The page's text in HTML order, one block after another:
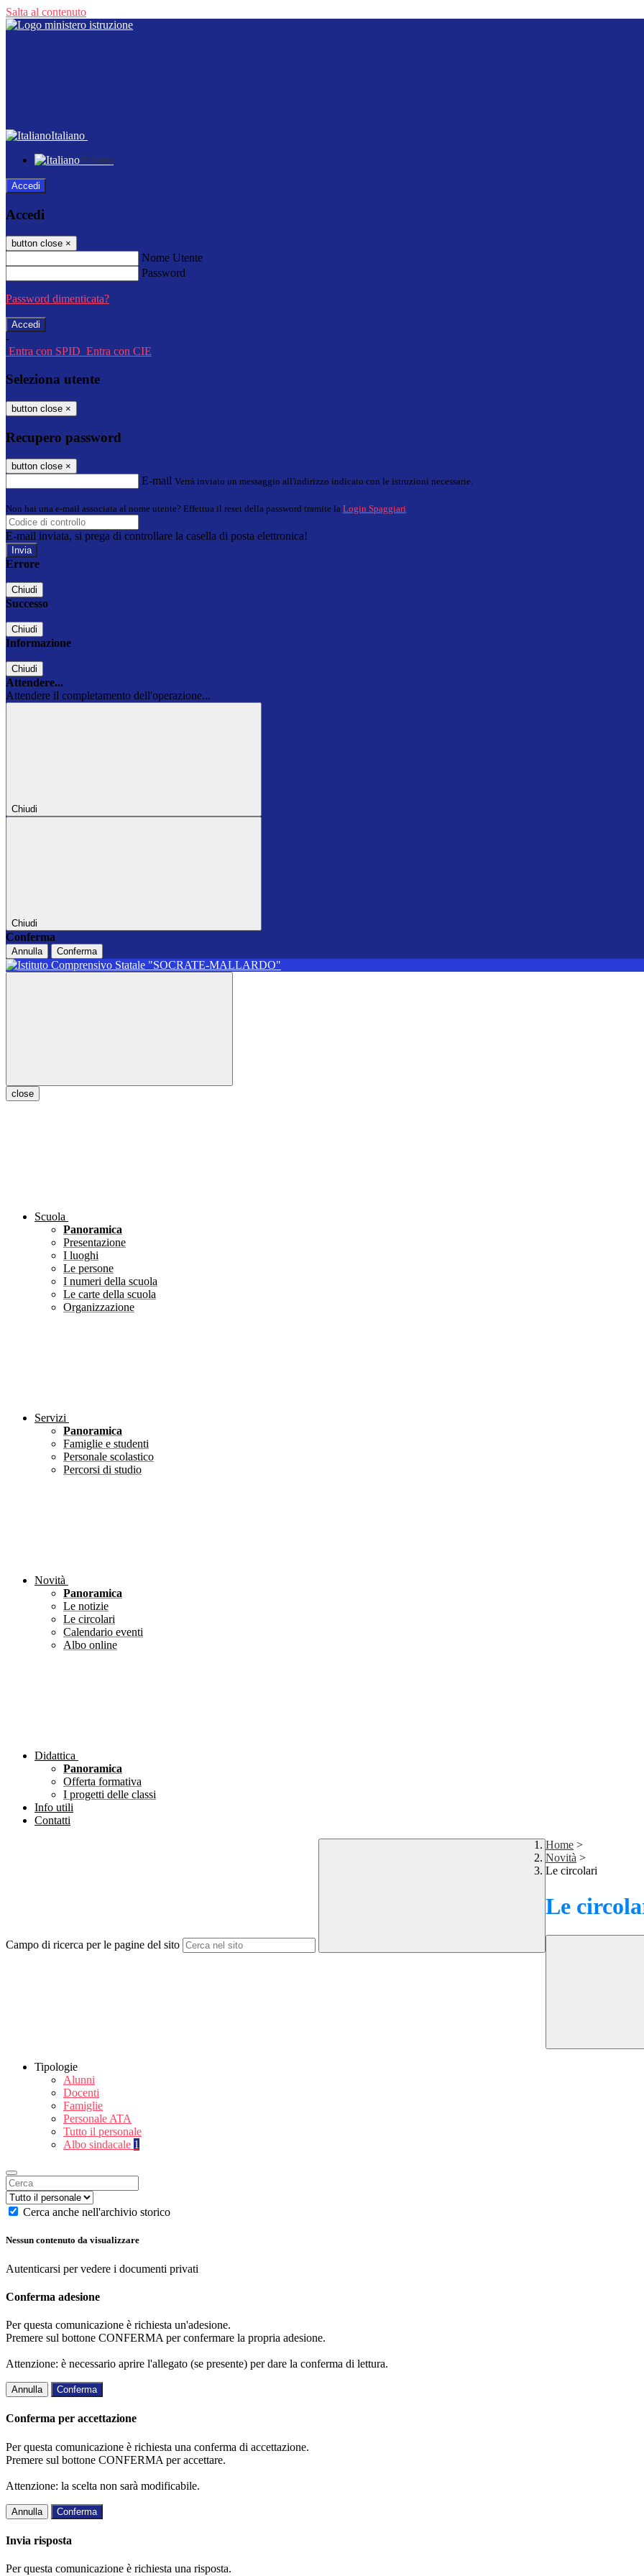
Salta al contenuto
Italiano
Italiano
Accedi
Accedi
button close ×
Nome Utente
Password
Password dimenticata?
-
Entra con SPID Entra con CIE
Seleziona utente
button close ×
Recupero password
button close ×
E-mail Verrà inviato un messaggio all'indirizzo indicato con le istruzioni necessarie.
Non hai una e-mail associata al nome utente? Effettua il reset della password tramite la Login Spaggiari
E-mail inviata, si prega di controllare la casella di posta elettronica!
Errore
Chiudi
Successo
Chiudi
Informazione
Chiudi
Attendere...
Attendere il completamento dell'operazione...
Chiudi
Chiudi
Conferma
Annulla Conferma
close
Scuola
Panoramica
Presentazione
I luoghi
Le persone
I numeri della scuola
Le carte della scuola
Organizzazione
Servizi
Panoramica
Famiglie e studenti
Personale scolastico
Percorsi di studio
Novità
Panoramica
Le notizie
Le circolari
Calendario eventi
Albo online
Didattica
Panoramica
Offerta formativa
I progetti delle classi
Info utili
Contatti
Campo di ricerca per le pagine del sito
Home >
Novità >
Le circolari
Le
Tipologie
Alunni
Docenti
Famiglie
Personale ATA
Tutto il personale
Albo sindacale 1
Cerca anche nell'archivio storico
Nessun contenuto da visualizzare
Autenticarsi per vedere i documenti privati
Conferma adesione
Per questa comunicazione è richiesta un'adesione.
Premere sul bottone CONFERMA per confermare la propria adesione.
Attenzione: è necessario aprire l'allegato (se presente) per dare la conferma di lettura.
Annulla Conferma
Conferma per accettazione
Per questa comunicazione è richiesta una conferma di accettazione.
Premere sul bottone CONFERMA per accettare.
Attenzione: la scelta non sarà modificabile.
Annulla Conferma
Invia risposta
Per questa comunicazione è richiesta una risposta.